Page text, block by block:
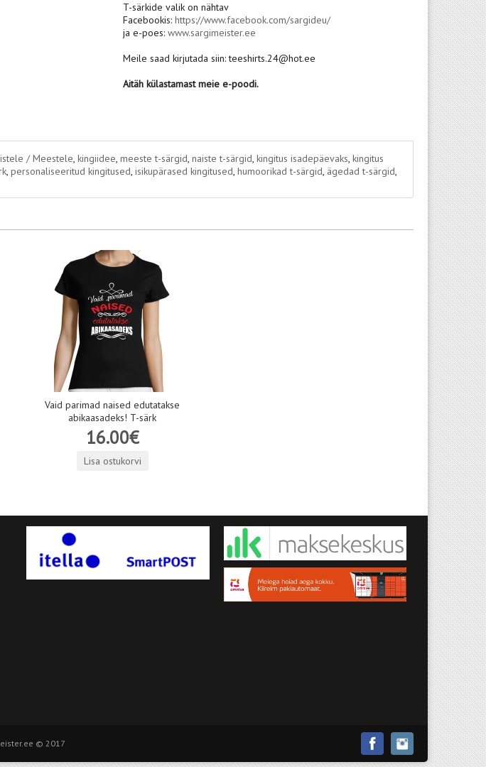
T-särkide valik on nähtav
Facebookis:https://www.facebook.com/sargideu/
ja e-poes:www.sargimeister.ee
Meile saad kirjutada siin: teeshirts.24@hot.ee
Aitäh külastamast meie e-poodi.
/ Meestele, kingiidee, meeste t-särgid, naiste t-särgid, kingitus isadepäevaks, kingitus
, personaliseeritud kingitused, isikupärased kingitused, humoorikad t-särgid, ägedad t-särgid,
Vaid parimad naised edutatakse
abikaasadeks! T-särk
16.00€
Lisa ostukorvi
© 2017